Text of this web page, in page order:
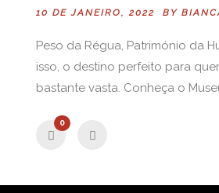
10 DE JANEIRO, 2022 BY
Peso da Régua, Património da
isso, o destino perfeito para
bastante vasta. Conheça o
0